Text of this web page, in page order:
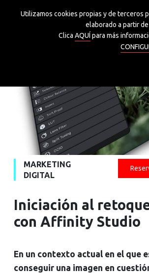
Grupo Spri
MARKETING
DIGITAL
Iniciación al
con Affinity Studio
En un contexto actual en el que
conseguir una imagen en
Utilizamos cookies propias y de terceros
elaborado a partir
Clica AQUÍpara más